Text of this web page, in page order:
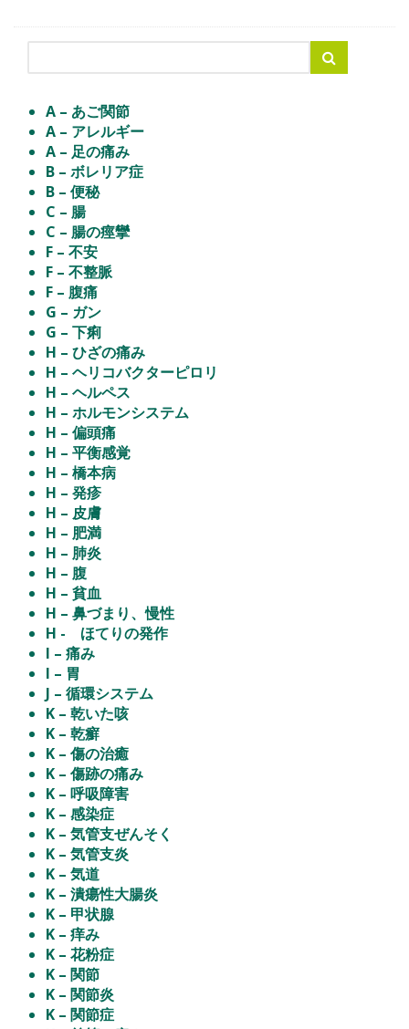
A – あご関節
A – アレルギー
A – 足の痛み
B – ボレリア症
B – 便秘
C – 腸
C – 腸の痙攣
F – 不安
F – 不整脈
F – 腹痛
G – ガン
G – 下痢
H – ひざの痛み
H – ヘリコバクターピロリ
H – ヘルペス
H – ホルモンシステム
H – 偏頭痛
H – 平衡感覚
H – 橋本病
H – 発疹
H – 皮膚
H – 肥満
H – 肺炎
H – 腹
H – 貧血
H – 鼻づまり、慢性
H - ほてりの発作
I – 痛み
I – 胃
J – 循環システム
K – 乾いた咳
K – 乾癬
K – 傷の治癒
K – 傷跡の痛み
K – 呼吸障害
K – 感染症
K – 気管支ぜんそく
K – 気管支炎
K – 気道
K – 潰瘍性大腸炎
K – 甲状腺
K – 痒み
K – 花粉症
K – 関節
K – 関節炎
K – 関節症